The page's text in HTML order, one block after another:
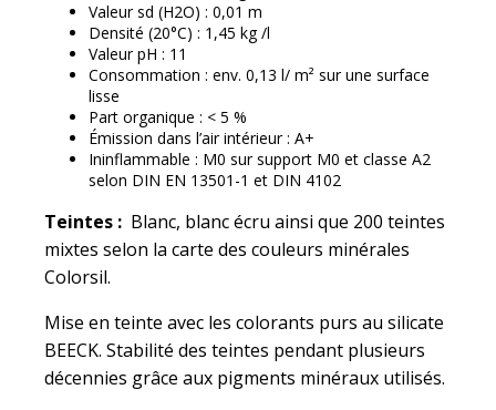
Valeur sd (H2O) : 0,01 m
Densité (20°C) : 1,45 kg /l
Valeur pH : 11
Consommation : env. 0,13 l/ m² sur une surface
lisse
Part organique : < 5 %
Émission dans l’air intérieur : A+
Ininflammable : M0 sur support M0 et classe A2
selon DIN EN 13501-1 et DIN 4102
Teintes : Blanc, blanc écru ainsi que 200 teintes
mixtes selon la carte des couleurs minérales
Colorsil.
Mise en teinte avec les colorants purs au silicate
BEECK. Stabilité des teintes pendant plusieurs
décennies grâce aux pigments minéraux utilisés.